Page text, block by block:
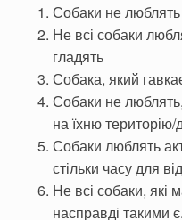
Собаки не люблять
Не всі собаки
гладять
Собака, який
Собаки не
на їхню територію/
Собаки люблять
стільки часу для
Не всі собаки, які
насправді такими